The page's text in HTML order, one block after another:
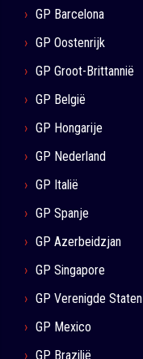
GP Barcelona
GP Oostenrijk
GP Groot-Brittannië
GP België
GP Hongarije
GP Nederland
GP Italië
GP Spanje
GP Azerbeidzjan
GP Singapore
GP Verenigde Staten
GP Mexico
GP Brazilië